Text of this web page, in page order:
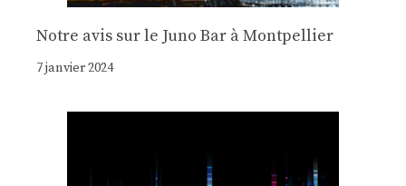
Notre avis sur le Juno Bar à Montpellier
7 janvier 2024